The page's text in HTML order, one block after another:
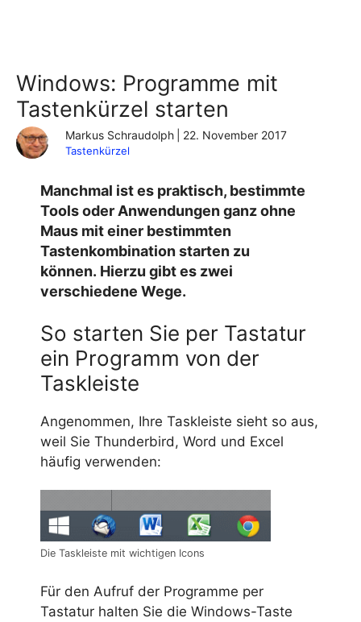
Windows: Programme mit
Tastenkürzel starten
Markus Schraudolph 22. November 2017
Tastenkürzel
Manchmal ist es praktisch, bestimmte
Tools oder Anwendungen ganz ohne
Maus mit einer bestimmten
Tastenkombination starten zu
können. Hierzu gibt es zwei
verschiedene Wege.
So starten Sie per Tastatur
ein Programm von der
Taskleiste
Angenommen, Ihre Taskleiste sieht so aus,
weil Sie Thunderbird, Word und Excel
häufig verwenden:
Die Taskleiste mit wichtigen Icons
Für den Aufruf der Programme per
Tastatur halten Sie die Windows-Taste